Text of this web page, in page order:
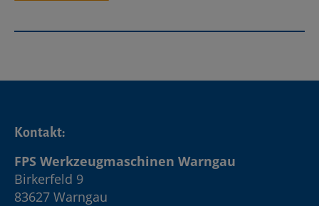
Kontakt:
FPS Werkzeugmaschinen Warngau
Birkerfeld 9
83627 Warngau